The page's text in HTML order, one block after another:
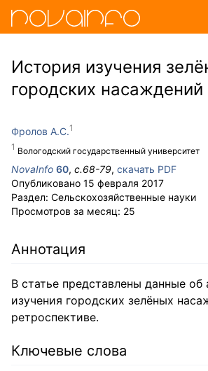
История изучения
городских насаждений
Фролов А.С.
Вологодский государственный университет
NovaInfo 60, с.68-79, скачать PDF
Опубликовано 15 февраля 2017
Раздел: Сельскохозяйственные науки
Просмотров за месяц: 25
Аннотация
В статье представлены данные об
изучения городских зелёных
ретроспективе.
Ключевые слова